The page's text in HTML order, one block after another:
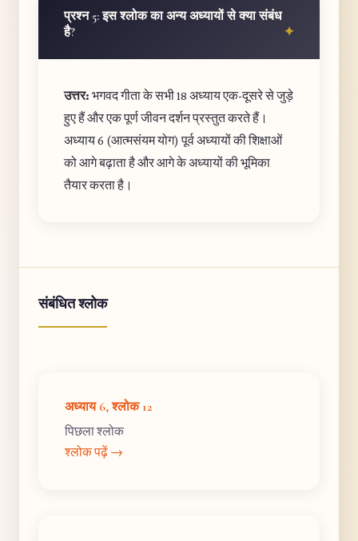
प्रश्न 5: इस श्लोक का अन्य अध्यायों से क्या संबंध
है?
उत्तर: भगवद गीता के सभी 18 अध्याय एक-दूसरे से जुड़े
हुए हैं और एक पूर्ण जीवन दर्शन प्रस्तुत करते हैं।
अध्याय 6 (आत्मसंयम योग) पूर्व अध्यायों की शिक्षाओं
को आगे बढ़ाता है और आगे के अध्यायों की भूमिका
तैयार करता है।
संबंधित श्लोक
अध्याय 6, श्लोक 12
पिछला श्लोक
श्लोक पढ़ें →